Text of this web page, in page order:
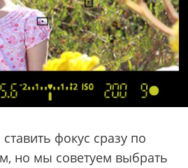
фокус сразу по
но мы советуем выбрать